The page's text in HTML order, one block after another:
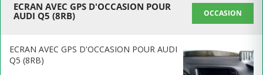
ECRAN AVEC GPS D'OCCASION POUR
AUDI Q5 (8RB)
OCCASION
ECRAN AVEC GPS D'OCCASION POUR AUDI
Q5 (8RB)